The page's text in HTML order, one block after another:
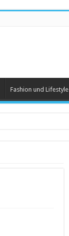
Fashion und Lifestyle